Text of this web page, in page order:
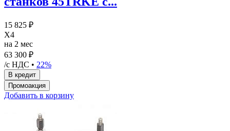
15 825 ₽
X4
на 2 мес
63 300 ₽
/с НДС • 22%
Добавить в корзину